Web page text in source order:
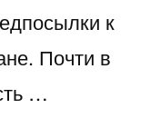
к
Почти в
…